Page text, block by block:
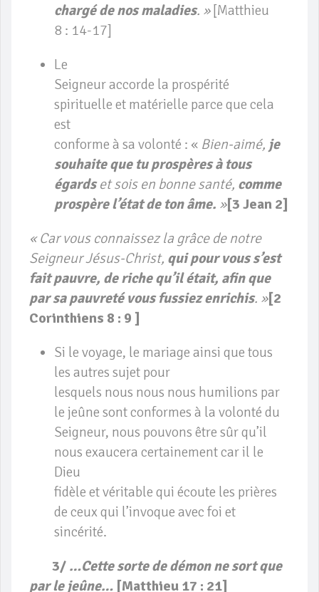
chargé de nos maladies. »[Matthieu
8 : 14-17]
Le
Seigneur accorde la prospérité
spirituelle et matérielle parce que cela
est
conforme à sa volonté : « Bien-aimé, je
souhaite que tu prospères à tous
égardset sois en bonne santé, comme
prospère l’état de ton âme. »[3 Jean 2]
« Car vous connaissez la grâce de notre
Seigneur Jésus-Christ, qui pour vous s’est
fait pauvre, de riche qu’il était, afin que
par sa pauvreté vous fussiez enrichis. »[2
Corinthiens 8 : 9 ]
Si le voyage, le mariage ainsi que tous
les autres sujet pour
lesquels nous nous nous humilions par
le jeûne sont conformes à la volonté du
Seigneur, nous pouvons être sûr qu’il
nous exaucera certainement car il le
Dieu
fidèle et véritable qui écoute les prières
de ceux qui l’invoque avec foi et
sincérité.
3/ …Cette sorte de démon ne sort que
par le jeûne… [Matthieu 17 : 21]